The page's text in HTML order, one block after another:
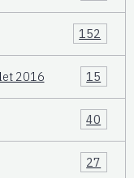
152
2016 15
40
27